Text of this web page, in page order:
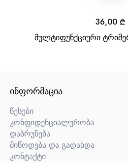
მულტიფუნქციური
36,00 ₾
ᲘᲜᲤᲝᲠᲛᲐᲪᲘᲐ
წესები
კონფიდენციალურობა
დაბრუნება
მიწოდება და გადახდა
კონტაქტი